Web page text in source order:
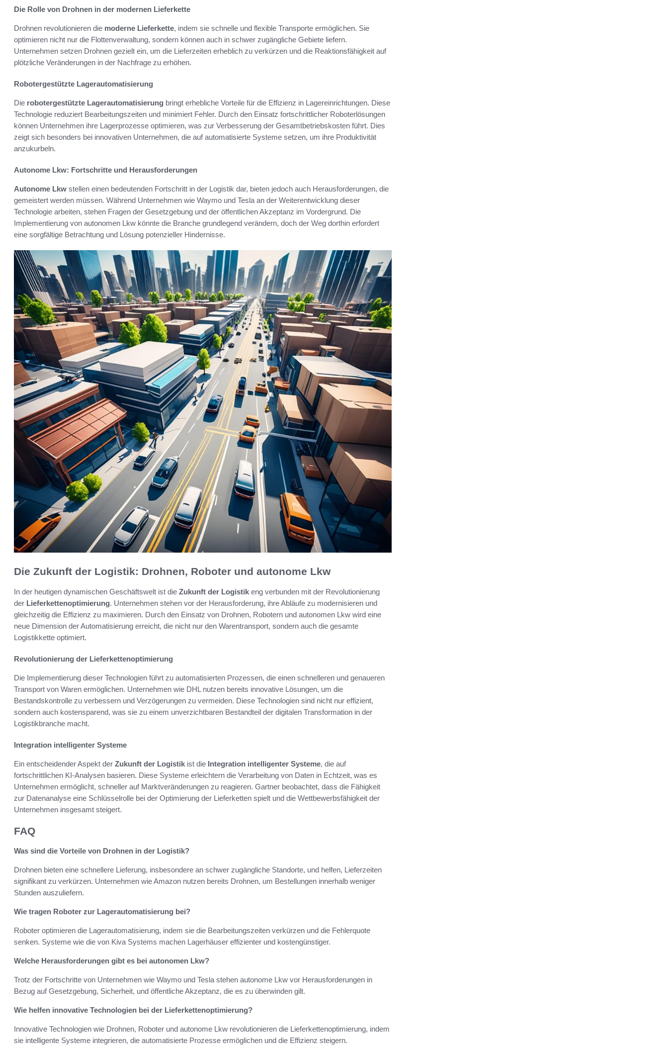
Die Rolle von Drohnen in der modernen Lieferkette
Drohnen revolutionieren die moderne Lieferkette, indem sie schnelle und flexible Transporte ermöglichen. Sie
optimieren nicht nur die Flottenverwaltung, sondern können auch in schwer zugängliche Gebiete liefern.
Unternehmen setzen Drohnen gezielt ein, um die Lieferzeiten erheblich zu verkürzen und die Reaktionsfähigkeit auf
plötzliche Veränderungen in der Nachfrage zu erhöhen.
Robotergestützte Lagerautomatisierung
Die robotergestützte Lagerautomatisierung bringt erhebliche Vorteile für die Effizienz in Lagereinrichtungen. Diese
Technologie reduziert Bearbeitungszeiten und minimiert Fehler. Durch den Einsatz fortschrittlicher Roboterlösungen
können Unternehmen ihre Lagerprozesse optimieren, was zur Verbesserung der Gesamtbetriebskosten führt. Dies
zeigt sich besonders bei innovativen Unternehmen, die auf automatisierte Systeme setzen, um ihre Produktivität
anzukurbeln.
Autonome Lkw: Fortschritte und Herausforderungen
Autonome Lkw stellen einen bedeutenden Fortschritt in der Logistik dar, bieten jedoch auch Herausforderungen, die
gemeistert werden müssen. Während Unternehmen wie Waymo und Tesla an der Weiterentwicklung dieser
Technologie arbeiten, stehen Fragen der Gesetzgebung und der öffentlichen Akzeptanz im Vordergrund. Die
Implementierung von autonomen Lkw könnte die Branche grundlegend verändern, doch der Weg dorthin erfordert
eine sorgfältige Betrachtung und Lösung potenzieller Hindernisse.
Die Zukunft der Logistik: Drohnen, Roboter und autonome Lkw
In der heutigen dynamischen Geschäftswelt ist die Zukunft der Logistik eng verbunden mit der Revolutionierung
der Lieferkettenoptimierung. Unternehmen stehen vor der Herausforderung, ihre Abläufe zu modernisieren und
gleichzeitig die Effizienz zu maximieren. Durch den Einsatz von Drohnen, Robotern und autonomen Lkw wird eine
neue Dimension der Automatisierung erreicht, die nicht nur den Warentransport, sondern auch die gesamte
Logistikkette optimiert.
Revolutionierung der Lieferkettenoptimierung
Die Implementierung dieser Technologien führt zu automatisierten Prozessen, die einen schnelleren und genaueren
Transport von Waren ermöglichen. Unternehmen wie DHL nutzen bereits innovative Lösungen, um die
Bestandskontrolle zu verbessern und Verzögerungen zu vermeiden. Diese Technologien sind nicht nur effizient,
sondern auch kostensparend, was sie zu einem unverzichtbaren Bestandteil der digitalen Transformation in der
Logistikbranche macht.
Integration intelligenter Systeme
Ein entscheidender Aspekt der Zukunft der Logistik ist die Integration intelligenter Systeme, die auf
fortschrittlichen KI-Analysen basieren. Diese Systeme erleichtern die Verarbeitung von Daten in Echtzeit, was es
Unternehmen ermöglicht, schneller auf Marktveränderungen zu reagieren. Gartner beobachtet, dass die Fähigkeit
zur Datenanalyse eine Schlüsselrolle bei der Optimierung der Lieferketten spielt und die Wettbewerbsfähigkeit der
Unternehmen insgesamt steigert.
FAQ
Was sind die Vorteile von Drohnen in der Logistik?
Drohnen bieten eine schnellere Lieferung, insbesondere an schwer zugängliche Standorte, und helfen, Lieferzeiten
signifikant zu verkürzen. Unternehmen wie Amazon nutzen bereits Drohnen, um Bestellungen innerhalb weniger
Stunden auszuliefern.
Wie tragen Roboter zur Lagerautomatisierung bei?
Roboter optimieren die Lagerautomatisierung, indem sie die Bearbeitungszeiten verkürzen und die Fehlerquote
senken. Systeme wie die von Kiva Systems machen Lagerhäuser effizienter und kostengünstiger.
Welche Herausforderungen gibt es bei autonomen Lkw?
Trotz der Fortschritte von Unternehmen wie Waymo und Tesla stehen autonome Lkw vor Herausforderungen in
Bezug auf Gesetzgebung, Sicherheit, und öffentliche Akzeptanz, die es zu überwinden gilt.
Wie helfen innovative Technologien bei der Lieferkettenoptimierung?
Innovative Technologien wie Drohnen, Roboter und autonome Lkw revolutionieren die Lieferkettenoptimierung, indem
sie intelligente Systeme integrieren, die automatisierte Prozesse ermöglichen und die Effizienz steigern.